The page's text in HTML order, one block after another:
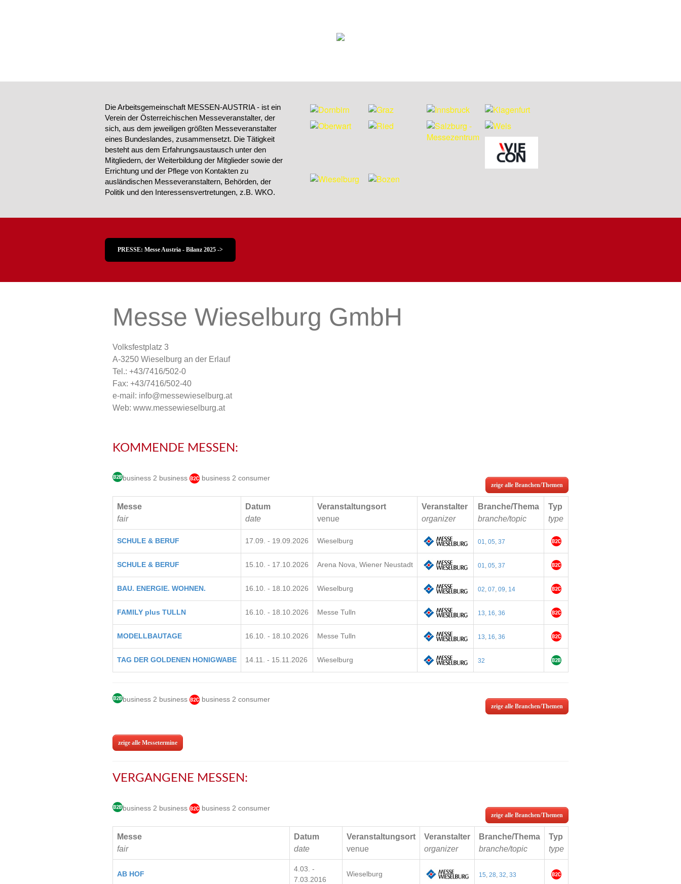
Die Arbeitsgemeinschaft MESSEN-AUSTRIA - ist ein
Verein der Österreichischen Messeveranstalter, der
sich, aus dem jeweiligen größten Messeveranstalter
eines Bundeslandes, zusammensetzt. Die Tätigkeit
besteht aus dem Erfahrungsaustausch unter den
Mitgliedern, der Weiterbildung der Mitglieder sowie der
Errichtung und der Pflege von Kontakten zu
ausländischen Messeveranstaltern, Behörden, der
Politik und den Interessensvertretungen, z.B. WKO.
PRESSE: Messe Austria - Bilanz 2025 ->
Messe Wieselburg GmbH
Volksfestplatz 3
A-3250 Wieselburg an der Erlauf
Tel.: +43/7416/502-0
Fax: +43/7416/502-40
e-mail: info@messewieselburg.at
Web: www.messewieselburg.at
KOMMENDE MESSEN:
business 2 business business 2 consumer
zeige alle Branchen/Themen
Messe
fair
Datum
date
Veranstaltungsort
venue
Veranstalter
organizer
Branche/Thema
branche/topic
Typ
type
SCHULE & BERUF 17.09. - 19.09.2026 Wieselburg 01, 05, 37
SCHULE & BERUF 15.10. - 17.10.2026 Arena Nova, Wiener Neustadt 01, 05, 37
BAU. ENERGIE. WOHNEN. 16.10. - 18.10.2026 Wieselburg 02, 07, 09, 14
FAMILY plus TULLN 16.10. - 18.10.2026 Messe Tulln 13, 16, 36
MODELLBAUTAGE 16.10. - 18.10.2026 Messe Tulln 13, 16, 36
TAG DER GOLDENEN HONIGWABE 14.11. - 15.11.2026 Wieselburg 32
business 2 business business 2 consumer
zeige alle Branchen/Themen
zeige alle Messetermine
VERGANGENE MESSEN:
business 2 business business 2 consumer
zeige alle Branchen/Themen
Messe
fair
Datum
date
Veranstaltungsort
venue
Veranstalter
organizer
Branche/Thema
branche/topic
Typ
type
AB HOF
4.03. -
7.03.2016
Wieselburg 15, 28, 32, 33